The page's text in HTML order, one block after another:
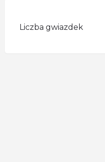
Liczba gwiazdek